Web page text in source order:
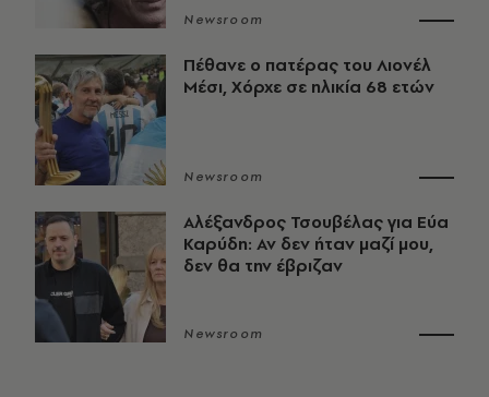
Newsroom
Πέθανε ο πατέρας του Λιονέλ
Μέσι, Χόρχε σε ηλικία 68 ετών
Newsroom
Αλέξανδρος Τσουβέλας για Εύα
Καρύδη: Αν δεν ήταν μαζί μου,
δεν θα την έβριζαν
Newsroom